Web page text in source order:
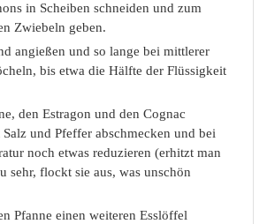
in Scheiben schneiden und zum
Zwiebeln geben.
angießen und so lange bei mittlerer
bis etwa die Hälfte der Flüssigkeit
den Estragon und den Cognac
und Pfeffer abschmecken und bei
noch etwas reduzieren (erhitzt man
sehr, flockt sie aus, was unschön
Pfanne einen weiteren Esslöffel